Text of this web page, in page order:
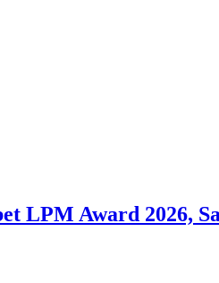
LPM Award 2026,